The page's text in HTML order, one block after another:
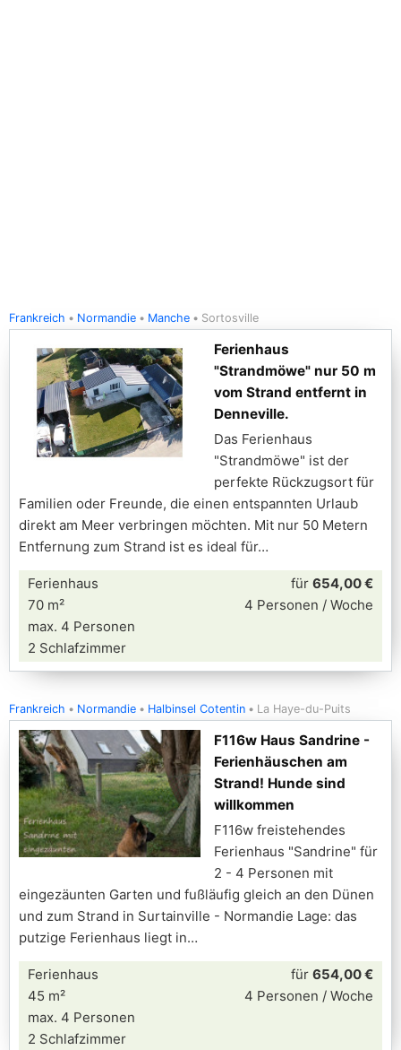
Frankreich Normandie Manche Sortosville
Ferienhaus
"Strandmöwe" nur 50 m
vom Strand entfernt in
Denneville.
Das Ferienhaus
"Strandmöwe" ist der
perfekte Rückzugsort für
Familien oder Freunde, die einen entspannten Urlaub
direkt am Meer verbringen möchten. Mit nur 50 Metern
Entfernung zum Strand ist es ideal für
Ferienhaus
70 m²
max. 4 Personen
2 Schlafzimmer
für 654,00 €
4 Personen / Woche
Frankreich Normandie Halbinsel Cotentin La Haye-du-Puits
F116w Haus Sandrine -
Ferienhäuschen am
Strand! Hunde sind
willkommen
F116w freistehendes
Ferienhaus "Sandrine" für
2 - 4 Personen mit
eingezäunten Garten und fußläufig gleich an den Dünen
und zum Strand in Surtainville - Normandie Lage: das
putzige Ferienhaus liegt in
Ferienhaus
45 m²
max. 4 Personen
2 Schlafzimmer
für 654,00 €
4 Personen / Woche